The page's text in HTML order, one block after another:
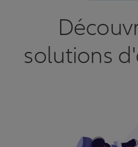
solutions